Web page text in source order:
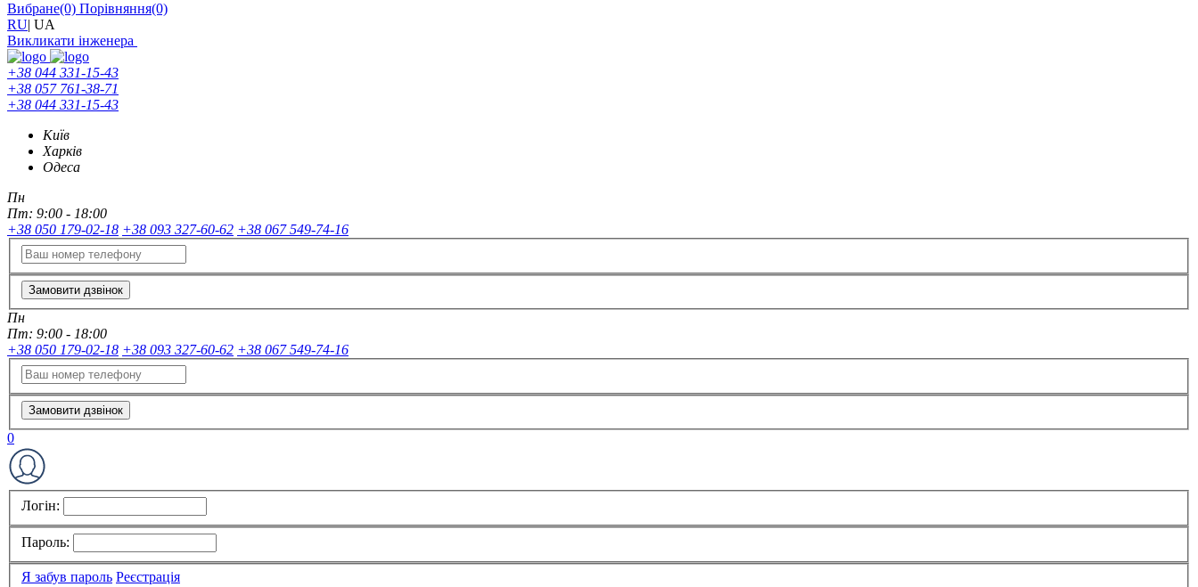
Вибране(0) Порівняння(0)
RU| UA
Викликати інженера
+38 044 331-15-43
+38 057 761-38-71
+38 044 331-15-43
Київ
Харків
Одеса
Пн
Пт: 9:00 - 18:00
+38 050 179-02-18 +38 093 327-60-62 +38 067 549-74-16
Замовити дзвінок
Пн
Пт: 9:00 - 18:00
+38 050 179-02-18 +38 093 327-60-62 +38 067 549-74-16
Замовити дзвінок
0
Логін:
Пароль:
Я забув пароль Реєстрація